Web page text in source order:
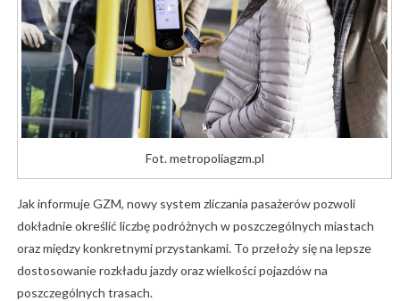
Fot. metropoliagzm.pl
Jak informuje GZM, nowy system zliczania pasażerów pozwoli
dokładnie określić liczbę podróżnych w poszczególnych miastach
oraz między konkretnymi przystankami. To przełoży się na lepsze
dostosowanie rozkładu jazdy oraz wielkości pojazdów na
poszczególnych trasach.